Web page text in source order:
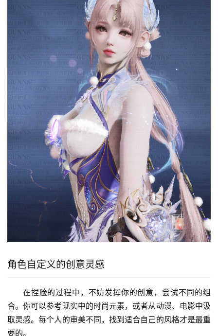
角色自定义的创意灵感
在捏脸的过程中，不妨发挥你的创意，尝试不同的组
合。你可以参考现实中的时尚元素，或者从动漫、电影中汲
取灵感。每个人的审美不同，找到适合自己的风格才是最重
要的。